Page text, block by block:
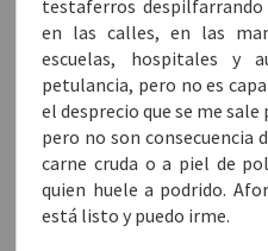
testaferros despilfarrando
en las calles, en las
escuelas, hospitales y
petulancia, pero no es
el desprecio que se me
pero no son consecuencia
carne cruda o a piel de
quien huele a podrido.
está listo y puedo irme.